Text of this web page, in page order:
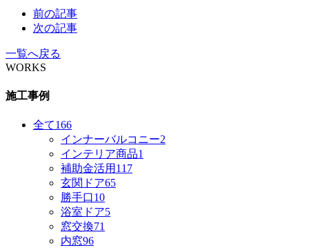
前の記事
次の記事
一覧へ戻る
WORKS
施工事例
全て166
インナーバルコニー2
インテリア商品1
補助金活用 117
玄関ドア65
勝手口10
浴室ドア5
窓交換71
内窓96